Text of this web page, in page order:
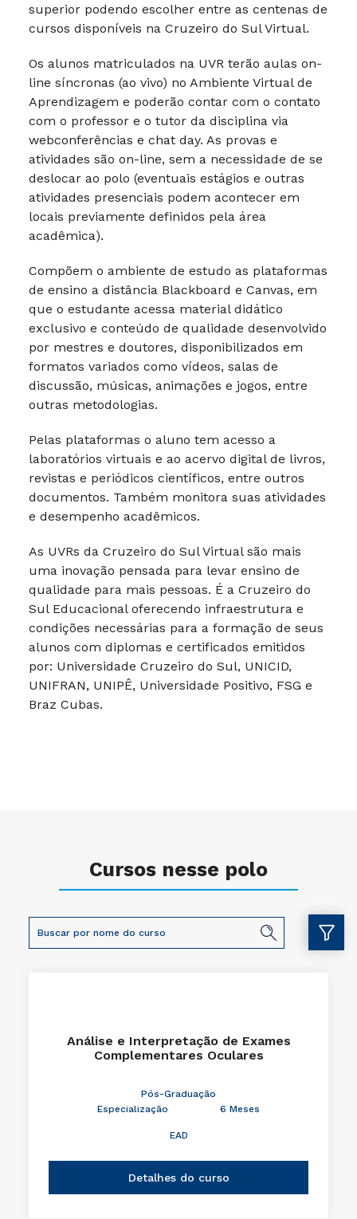
superior podendo escolher entre as centenas de
cursos disponíveis na Cruzeiro do Sul Virtual.
Os alunos matriculados na UVR terão aulas on-
line síncronas (ao vivo) no Ambiente Virtual de
Aprendizagem e poderão contar com o contato
com o professor e o tutor da disciplina via
webconferências e chat day. As provas e
atividades são on-line, sem a necessidade de se
deslocar ao polo (eventuais estágios e outras
atividades presenciais podem acontecer em
locais previamente definidos pela área
acadêmica).
Compõem o ambiente de estudo as plataformas
de ensino a distância Blackboard e Canvas, em
que o estudante acessa material didático
exclusivo e conteúdo de qualidade desenvolvido
por mestres e doutores, disponibilizados em
formatos variados como vídeos, salas de
discussão, músicas, animações e jogos, entre
outras metodologias.
Pelas plataformas o aluno tem acesso a
laboratórios virtuais e ao acervo digital de livros,
revistas e periódicos científicos, entre outros
documentos. Também monitora suas atividades
e desempenho acadêmicos.
As UVRs da Cruzeiro do Sul Virtual são mais
uma inovação pensada para levar ensino de
qualidade para mais pessoas. É a Cruzeiro do
Sul Educacional oferecendo infraestrutura e
condições necessárias para a formação de seus
alunos com diplomas e certificados emitidos
por: Universidade Cruzeiro do Sul, UNICID,
UNIFRAN, UNIPÊ, Universidade Positivo, FSG e
Braz Cubas.
Cursos nesse polo
Análise e Interpretação de Exames
Complementares Oculares
Pós-Graduação
Especialização
6 Meses
EAD
Detalhes do curso